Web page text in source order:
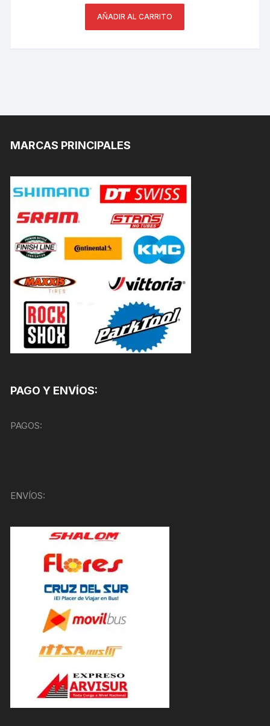
AÑADIR AL CARRITO
MARCAS PRINCIPALES
PAGO Y ENVÍOS:
PAGOS:
ENVÍOS: